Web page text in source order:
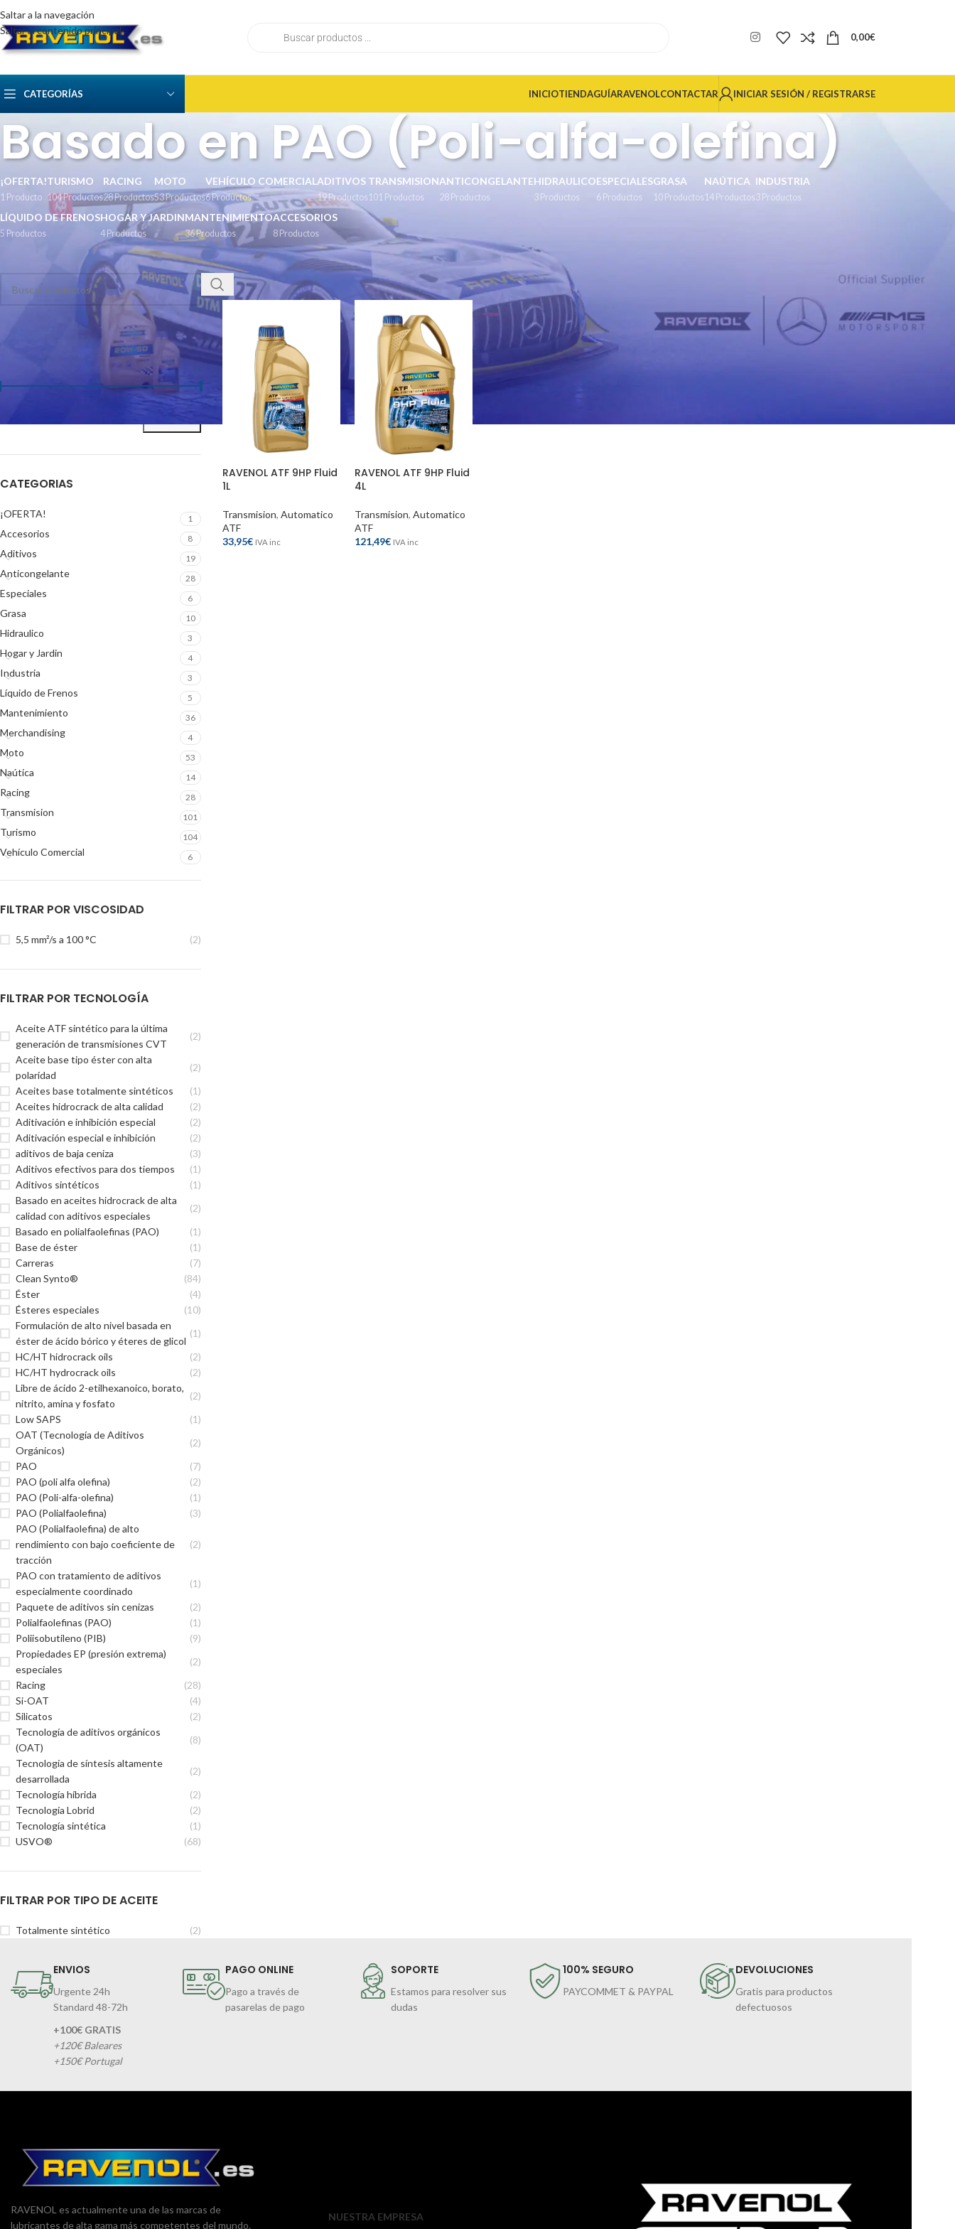
Saltar a la navegación
Saltar al contenido principal
0,00€
CATEGORÍAS INICIOTIENDAGUÍARAVENOLCONTACTAR INICIAR SESIÓN / REGISTRARSE
Basado en PAO (Poli-alfa-olefina)
¡OFERTA!
1 Producto
TURISMO
104 Productos
RACING
28 Productos
MOTO
53 Productos
VEHÍCULO COMERCIAL
6 Productos
ADITIVOS
19 Productos
TRANSMISION
101 Productos
ANTICONGELANTE
28 Productos
HIDRAULICO
3 Productos
ESPECIALES
6 Productos
GRASA
10 Productos
NAÚTICA
14 Productos
INDUSTRIA
3 Productos
LÍQUIDO DE FRENOS
5 Productos
HOGAR Y JARDIN
4 Productos
MANTENIMIENTO
36 Productos
ACCESORIOS
8 Productos
FILTRAR POR PRECIO
CATEGORIAS
¡OFERTA! 1
Accesorios 8
Aditivos 19
Anticongelante 28
Especiales 6
Grasa 10
Hidraulico 3
Hogar y Jardin 4
Industria 3
Líquido de Frenos 5
Mantenimiento 36
Merchandising 4
Moto 53
Naútica 14
Racing 28
Transmision 101
Turismo 104
Vehículo Comercial 6
FILTRAR POR VISCOSIDAD
5,5 mm²/s a 100 °C (2)
FILTRAR POR TECNOLOGÍA
Aceite ATF sintético para la última
generación de transmisiones CVT
(2)
Aceite base tipo éster con alta
polaridad
(2)
Aceites base totalmente sintéticos
(1)
Aceites hidrocrack de alta calidad
(2)
Aditivación e inhibición especial
(2)
Aditivación especial e inhibición
(2)
aditivos de baja ceniza
(3)
Aditivos efectivos para dos tiempos
(1)
Aditivos sintéticos
(1)
Basado en aceites hidrocrack de alta
calidad con aditivos especiales
(2)
Basado en polialfaolefinas (PAO)
(1)
Base de éster
(1)
Carreras
(7)
Clean Synto®
(84)
Éster
(4)
Ésteres especiales
(10)
Formulación de alto nivel basada en
éster de ácido bórico y éteres de glicol
(1)
HC/HT hidrocrack oils
(2)
HC/HT hydrocrack oils
(2)
Libre de ácido 2-etilhexanoico, borato,
nitrito, amina y fosfato
(2)
Low SAPS
(1)
OAT (Tecnología de Aditivos
Orgánicos)
(2)
PAO
(7)
PAO (poli alfa olefina)
(2)
PAO (Poli-alfa-olefina)
(1)
PAO (Polialfaolefina)
(3)
PAO (Polialfaolefina) de alto
rendimiento con bajo coeficiente de
tracción
(2)
PAO con tratamiento de aditivos
especialmente coordinado
(1)
Paquete de aditivos sin cenizas
(2)
Polialfaolefinas (PAO)
(1)
Poliisobutileno (PIB)
(9)
Propiedades EP (presión extrema)
especiales
(2)
Racing
(28)
Si-OAT
(4)
Silicatos
(2)
Tecnología de aditivos orgánicos
(OAT)
(8)
Tecnología de síntesis altamente
desarrollada
(2)
Tecnología híbrida
(2)
Tecnología Lobrid
(2)
Tecnología sintética
(1)
USVO®
(68)
FILTRAR POR TIPO DE ACEITE
Totalmente sintético (2)
Inicio/ Tecnología del producto/ Basado en PAO (Poli-alfa-olefina)
Mostrar
9 12 24
RAVENOL ATF 9HP Fluid
1L
Transmision, Automatico
ATF
33,95€ IVA inc
RAVENOL ATF 9HP Fluid
4L
Transmision, Automatico
ATF
121,49€ IVA inc
ENVIOS
Urgente 24h
Standard 48-72h
+100€ GRATIS
+120€ Baleares
+150€ Portugal
PAGO ONLINE
Pago a través de
pasarelas de pago
SOPORTE
Estamos para resolver sus
dudas
100% SEGURO
PAYCOMMET & PAYPAL
DEVOLUCIONES
Gratis para productos
defectuosos
RAVENOL es actualmente una de las marcas de
lubricantes de alta gama más competentes del mundo.
NUESTRA EMPRESA